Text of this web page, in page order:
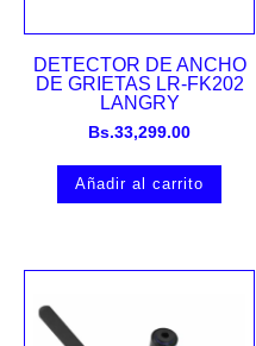
DETECTOR DE ANCHO
DE GRIETAS LR-FK202
LANGRY
Bs.33,299.00
Añadir al carrito